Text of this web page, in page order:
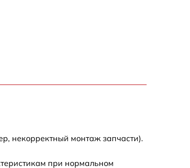
некорректный монтаж запчасти).
при нормальном